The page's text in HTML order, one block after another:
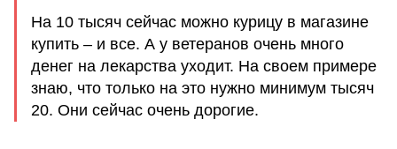
На 10 тысяч сейчас можно курицу в магазине
купить – и все. А у ветеранов очень много
денег на лекарства уходит. На своем примере
знаю, что только на это нужно минимум тысяч
20. Они сейчас очень дорогие.